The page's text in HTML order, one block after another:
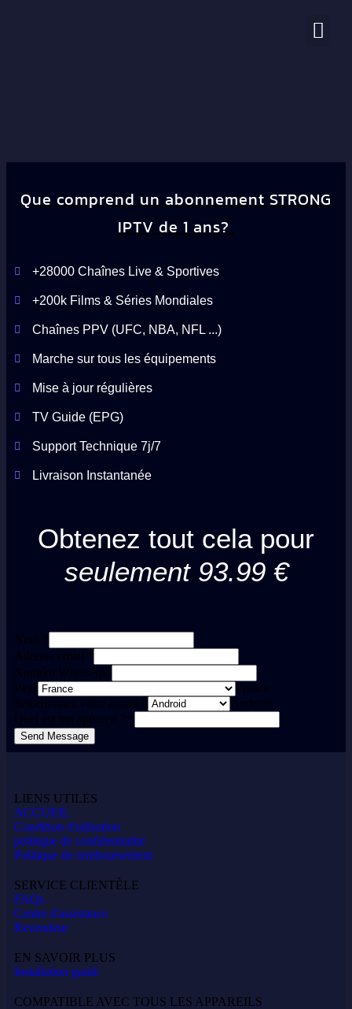
Que comprend un abonnement STRONG
IPTV de 1 ans?
+28000 Chaînes Live & Sportives
+200k Films & Séries Mondiales
Chaînes PPV (UFC, NBA, NFL ...)
Marche sur tous les équipements
Mise à jour régulières
TV Guide (EPG)
Support Technique 7j/7
Livraison Instantanée
Obtenez tout cela pour
seulement 93.99 €
Nom
Adresse email
Numéro WhatsApp
Pays
France
Sélectionnez votre appareil
Android
Quel est ton appareil ?
Send Message
LIENS UTILES
ACCUEIL
Condition d'utilsation
politique de confidentialite
Politique de remboursement
SERVICE CLIENTÈLE
FAQs
Centre d'assistance
Revendeur
EN SAVOIR PLUS
Installation guide
COMPATIBLE AVEC TOUS LES APPAREILS